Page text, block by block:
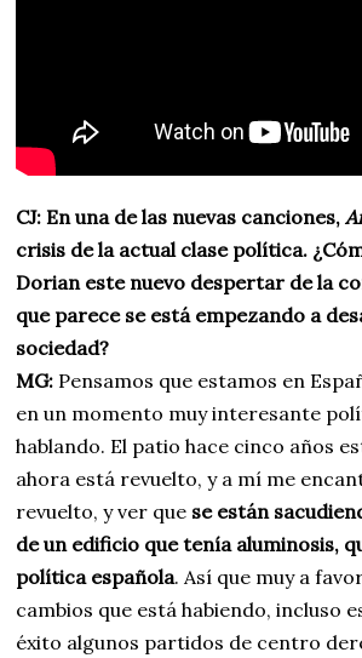
CJ: En una de las nuevas canciones,
crisis de la actual clase política.
Dorian este nuevo despertar de la
que parece se está empezando a
sociedad?
MG: Pensamos que estamos en
en un momento muy interesante
hablando. El patio hace cinco años
ahora está revuelto, y a mí me
revuelto, y ver que se están
de un edificio que tenía aluminosis,
política española. Así que muy a
cambios que está habiendo, incluso
éxito algunos partidos de centro